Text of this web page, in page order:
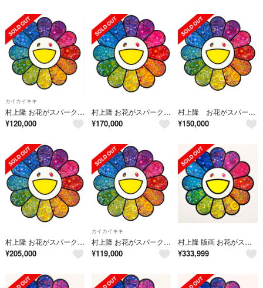
カイカイキキ
村上隆 お花がスパークル！ エディションプリント 300部限定 直筆サイン
¥120,000
村上隆 お花がスパークル！ エディションプリント 直筆サイン 新品未開封
¥170,000
村上隆 お花がスパークル！ zingaro
¥150,000
村上隆 お花がスパークル！ エディションプリント 直筆サイン 2枚 専用
¥205,000
カイカイキキ
村上隆 お花がスパークル！ エディションプリント 直筆サイン 新品未開封
¥119,000
村上隆 版画 お花がスパークル！
¥333,999